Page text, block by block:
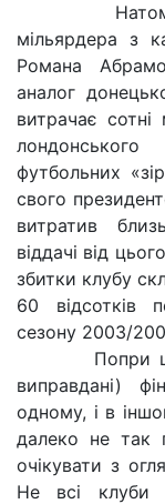
мільярдера з
Романа
аналог
витрачає сотні
футбольних
свого
витратив
віддачі від
збитки клубу
60 відсотків
сезону 2003/
Попри
виправдані)
одному, і в
далеко не так
очікувати з
Не всі клуби